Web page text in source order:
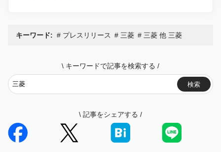
キーワード: プレスリリース 三菱 三菱 他 三菱
\ キーワードで記事を検索する /
検索
\ 記事をシェアする /